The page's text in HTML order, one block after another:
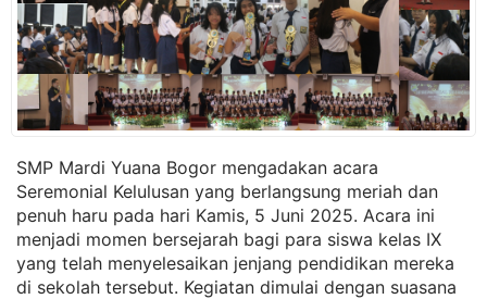
SMP Mardi Yuana Bogor mengadakan acara
Seremonial Kelulusan yang berlangsung meriah dan
penuh haru pada hari Kamis, 5 Juni 2025. Acara ini
menjadi momen bersejarah bagi para siswa kelas IX
yang telah menyelesaikan jenjang pendidikan mereka
di sekolah tersebut. Kegiatan dimulai dengan suasana